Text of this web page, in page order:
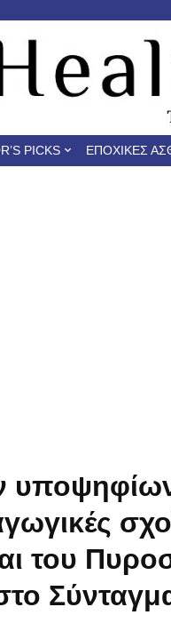
PICKS ΕΠΟΧΙΚΈΣ
του